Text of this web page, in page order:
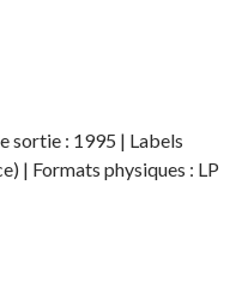
sortie : 1995 | Labels
| Formats physiques : LP